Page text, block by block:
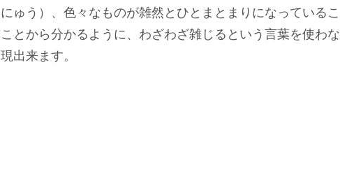
ゅう）、色々なものが雑然とひとまとまりになっているこ
とから分かるように、わざわざ雑じるという言葉を使わな
出来ます。